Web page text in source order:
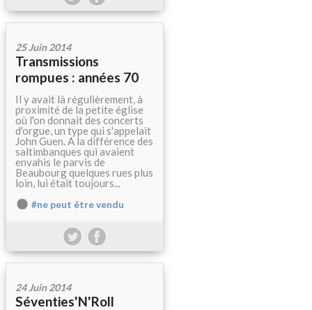
25 Juin 2014
Transmissions
rompues : années 70
Il y avait là régulièrement, à
proximité de la petite église
où l'on donnait des concerts
d'orgue, un type qui s'appelait
John Guen. A la différence des
saltimbanques qui avaient
envahis le parvis de
Beaubourg quelques rues plus
loin, lui était toujours...
#ne peut être vendu
24 Juin 2014
Séventies'N'Roll